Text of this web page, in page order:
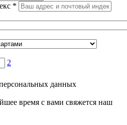
*
2
данных
время с вами свяжется наш